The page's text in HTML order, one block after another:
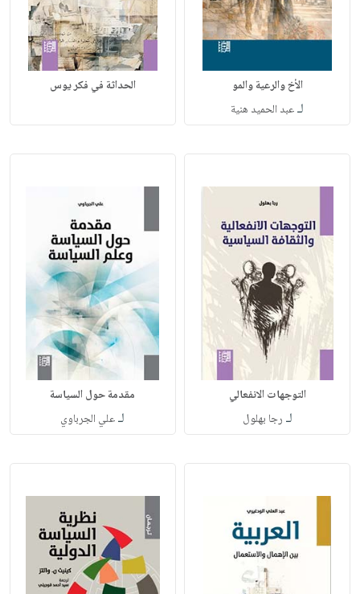
الأخ والرعية والمو
لـعبد الحميد هنية
الحداثة في فكر يوس
التوجهات الانفعالي
لـ رجا بهلول
مقدمة حول السياسة
لـعلي الجرباوي